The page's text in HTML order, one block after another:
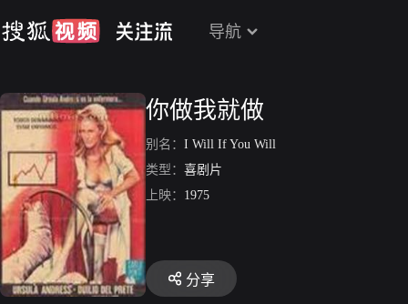
导航
你做我就做
别名： I Will If You Will
类型： 喜剧片
上映： 1975
分享